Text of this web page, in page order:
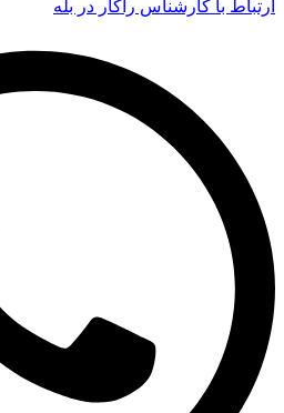
ارتباط با کارشناس راکار در بله